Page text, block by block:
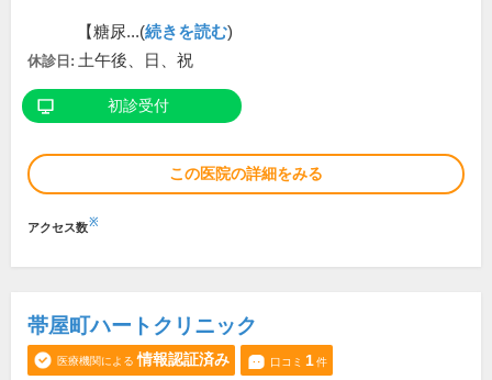
【糖尿...(続きを読む)
休診日: 土午後、日、祝
初診受付
この医院の詳細をみる
アクセス数※
帯屋町ハートクリニック
医療機関による 情報認証済み 口コミ 1件